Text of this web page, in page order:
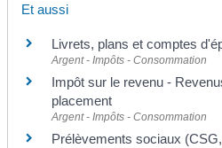
Et aussi
Livrets, plans et comptes
Argent - Impôts - Consommation
Impôt sur le revenu -
placement
Argent - Impôts - Consommation
Prélèvements sociaux